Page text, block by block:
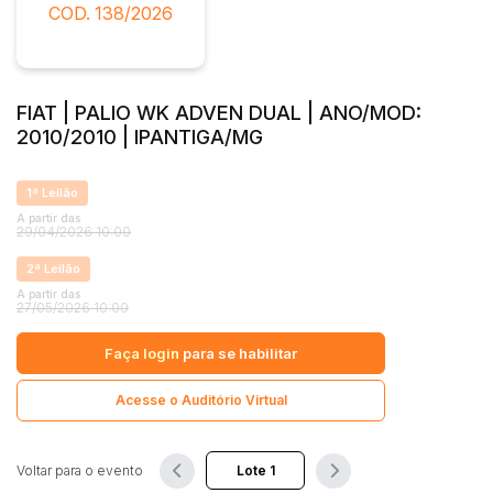
Diversos
Arma/Segurança
Combustível
Apartamento
Apartamentos
Casa
Comercial
Hotel
Lote
Lote/Trreno
Ponto Comercial
Pousada
Bairro Comitente
Judiciais
Faixa de valor
R$
Pesquisar
COD. 138/2026
FIAT | PALIO WK ADVEN DUAL | ANO/MOD:
2010/2010 | IPANTIGA/MG
1ª Leilão
A partir das
29/04/2026 10:00
2ª Leilão
A partir das
27/05/2026 10:00
Faça login para se habilitar
Acesse o Auditório Virtual
Voltar para o evento